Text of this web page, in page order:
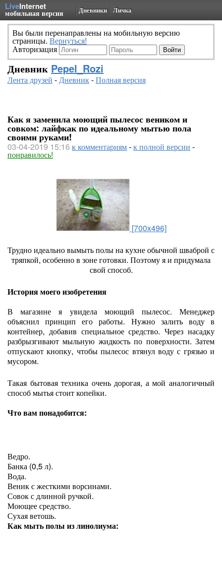
LiveInternet
мобильная версия Дневники Личка
Вы были перенаправлены на мобильную версию
страницы. Вернуться!
Авторизация
Дневник Pepel_Rozi
Лента друзей -Дневник-Полная версия
Как я заменила моющий пылесос веником и
совком: лайфкак по идеальному мытью пола
своими руками!
03-04-2019 15:16 к комментариям-к полной версии -
понравилось!
[700x496]
Трудно идеально вымыть полы на кухне обычной шваброй с
тряпкой, особенно в зоне готовки. Поэтому я и придумала
свой способ.
История моего изобретения
В магазине я увидела моющий пылесос. Менеджер
объяснил принцип его работы. Нужно залить воду в
контейнер, добавив специальное средство. Через насадку
разбрызгивают мыльную жидкость по поверхности. Затем
отпускают кнопку, чтобы пылесос втянул воду с грязью и
мусором.
Такая бытовая техника очень дорогая, а мой аналогичный
способ мытья стоит копейки.
Что вам понадобится:
Ведро.
Банка (0,5 л).
Вода.
Веник с жесткими ворсинами.
Совок с длинной ручкой.
Моющее средство.
Сухая ветошь.
Как мыть полы из линолиума: